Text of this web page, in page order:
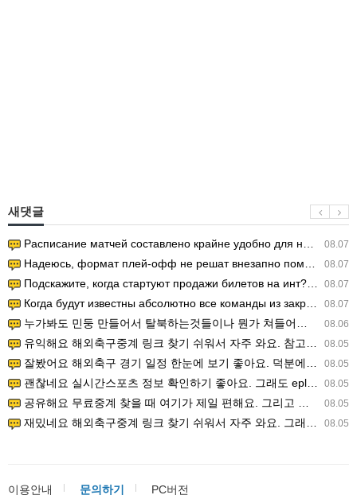
새댓글
08.07
Расписание матчей составлено крайне удобно для нашего часово…
08.07
Надеюсь, формат плей-офф не решат внезапно поменять. https:/…
08.07
Подскажите, когда стартуют продажи билетов на инт? https://g…
08.07
Когда будут известны абсолютно все команды из закрытых квали…
08.06
누가봐도 민둥 만들어서 탈북하는것들이나 뭔가 쳐들어오는 낌새를 미리 알아차리기 위함이지 저걸 전쟁준비라고 하…
08.05
유익해요 해외축구중계 링크 찾기 쉬워서 자주 와요. 참고로 무료스포츠중계 정보 확인할 때 출처 꼭 체크해요.…
08.05
잘봤어요 해외축구 경기 일정 한눈에 보기 좋아요. 덕분에 epl중계 볼 때 공식 중계 채널 먼저 찾아봐요. …
08.05
괜찮네요 실시간스포츠 정보 확인하기 좋아요. 그래도 epl중계 볼 때 공식 중계 채널 먼저 찾아봐요. 북마크…
08.05
공유해요 무료중계 찾을 때 여기가 제일 편해요. 그리고 무료스포츠중계 정보 확인할 때 출처 꼭 체크해요. 앞…
08.05
재밌네요 해외축구중계 링크 찾기 쉬워서 자주 와요. 그래서 해외축구중계도 정식 서비스로 봐야 안전해요. 다음…
이용안내 문의하기 PC버전